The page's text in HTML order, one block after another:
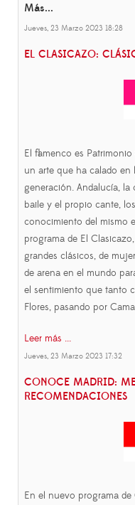
Más...
Jueves, 23 Marzo 2023 18:28
EL CLASICAZO:
El flamenco es
un arte que ha calado en
generación. Andalucía,
baile y el propio cante,
conocimiento del mismo
programa de El
grandes clásicos, de
de arena en el mundo
el sentimiento que tanto
Flores, pasando por
Leer más ...
Jueves, 23 Marzo 2023 17:32
CONOCE MADRID:
RECOMENDACIONES
En el nuevo programa